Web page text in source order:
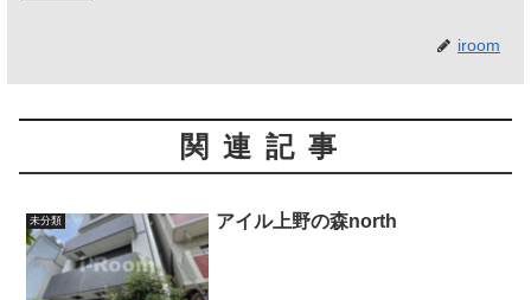
iroom
関連記事
未分類 アイル上野の森north